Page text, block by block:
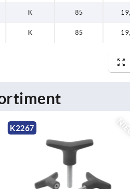
K 85
K 85
K2263